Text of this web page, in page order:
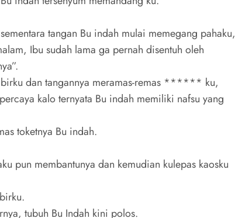
tangan Bu indah mulai memegang pahaku,
Ibu sudah lama ga pernah disentuh oleh
dan tangannya meramas-remas ****** ku,
kalo ternyata Bu indah memiliki nafsu yang
toketnya Bu indah.
pun membantunya dan kemudian kulepas kaosku
tubuh Bu Indah kini polos.